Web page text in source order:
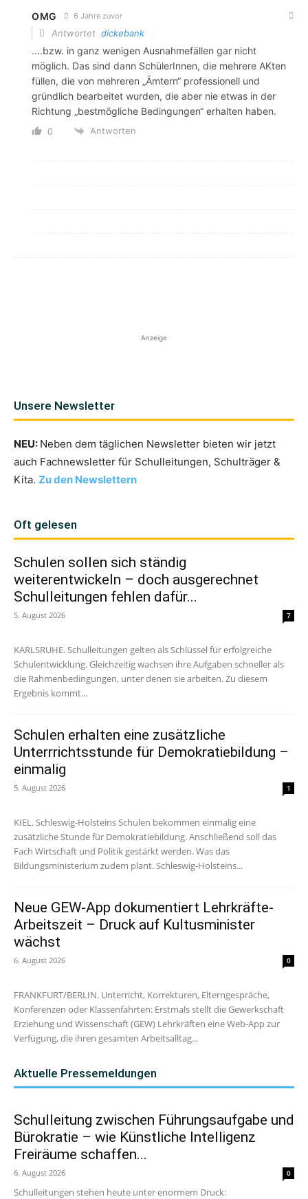
OMG 6 Jahre zuvor
Antwortet dickebank
….bzw. in ganz wenigen Ausnahmefällen gar nicht
möglich. Das sind dann SchülerInnen, die mehrere AKten
füllen, die von mehreren „Ämtern“ professionell und
gründlich bearbeitet wurden, die aber nie etwas in der
Richtung „bestmögliche Bedingungen“ erhalten haben.
0 Antworten
Anzeige
Unsere Newsletter
NEU: Neben dem täglichen Newsletter bieten wir jetzt
auch Fachnewsletter für Schulleitungen, Schulträger &
Kita. Zu den Newslettern
Oft gelesen
Schulen sollen sich ständig
weiterentwickeln – doch ausgerechnet
Schulleitungen fehlen dafür...
5. August 2026 7
KARLSRUHE. Schulleitungen gelten als Schlüssel für erfolgreiche
Schulentwicklung. Gleichzeitig wachsen ihre Aufgaben schneller als
die Rahmenbedingungen, unter denen sie arbeiten. Zu diesem
Ergebnis kommt...
Schulen erhalten eine zusätzliche
Unterrrichtsstunde für Demokratiebildung –
einmalig
5. August 2026 1
KIEL. Schleswig-Holsteins Schulen bekommen einmalig eine
zusätzliche Stunde für Demokratiebildung. Anschließend soll das
Fach Wirtschaft und Politik gestärkt werden. Was das
Bildungsministerium zudem plant. Schleswig-Holsteins...
Neue GEW-App dokumentiert Lehrkräfte-
Arbeitszeit – Druck auf Kultusminister
wächst
6. August 2026 0
FRANKFURT/BERLIN. Unterricht, Korrekturen, Elterngespräche,
Konferenzen oder Klassenfahrten: Erstmals stellt die Gewerkschaft
Erziehung und Wissenschaft (GEW) Lehrkräften eine Web-App zur
Verfügung, die ihren gesamten Arbeitsalltag...
Aktuelle Pressemeldungen
Schulleitung zwischen Führungsaufgabe und
Bürokratie – wie Künstliche Intelligenz
Freiräume schaffen...
6. August 2026 0
Schulleitungen stehen heute unter enormem Druck: